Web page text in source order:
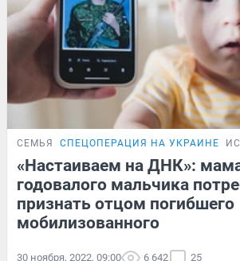
СЕМЬЯ СПЕЦОПЕРАЦИЯ НА УКРАИНЕ
«Настаиваем на ДНК»:
годовалого мальчика
признать отцом погибшего
мобилизованного
30 ноября, 2022, 09:00 6 642 25